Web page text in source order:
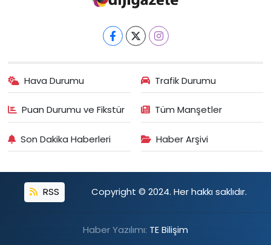
Hava Durumu Trafik Durumu
Puan Durumu ve Fikstür Tüm Manşetler
Son Dakika Haberleri Haber Arşivi
RSS Copyright © 2024. Her hakkı saklıdır.
Haber Yazılımı: TE Bilişim